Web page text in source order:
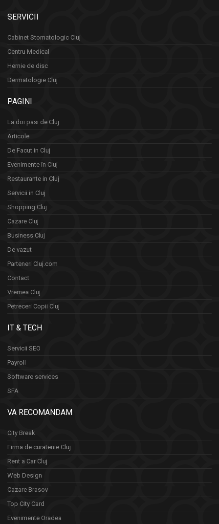
SERVICII
Cabinet Stomatologic Cluj
Centru Medical
Hernie de disc
Dermatologie Cluj
PAGINI
La doi pasi de Cluj
Articole
De Facut in Cluj
Evenimente în Cluj
Restaurante in Cluj
Servicii in Cluj
Shopping Cluj
Cazare Cluj
Business Cluj
De vazut
Parteneri Cluj.com
Contact
Vremea Cluj
Petreceri Copii Cluj
IT & TECH
Servicii SEO
Payroll
Software services
SFA
VA RECOMANDAM
City Break
Firma de curatenie Cluj
Rent a Car Cluj
Web Design
Cazare Brasov
Top City Card
Evenimente Oradea